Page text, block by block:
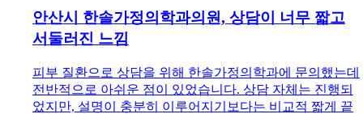
안산시 한솔가정의학과의원, 상담이 너무 짧고
서둘러진 느낌
피부 질환으로 상담을 위해 한솔가정의학과에 문의했는데
전반적으로 아쉬운 점이 있었습니다. 상담 자체는 진행되
었지만, 설명이 충분히 이루어지기보다는 비교적 짧게 끝